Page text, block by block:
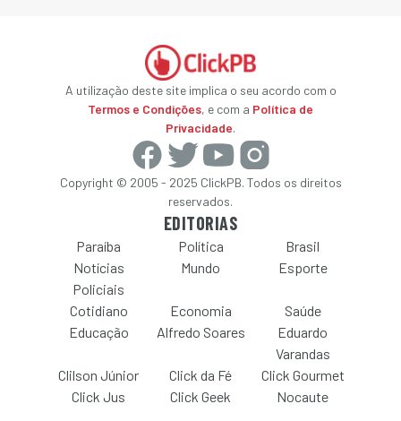
A utilização deste site implica o seu acordo com o
Termos e Condições, e com a Política de
Privacidade.
Copyright © 2005 - 2025 ClickPB. Todos os direitos
reservados.
EDITORIAS
Paraíba Política
Brasil
Notícias
Policiais
Mundo Esporte
Cotidiano Economia
Saúde
Educação
Alfredo Soares
Eduardo
Varandas
Clilson Júnior
Click da Fé
Click Gourmet
Click Jus
Click Geek Nocaute